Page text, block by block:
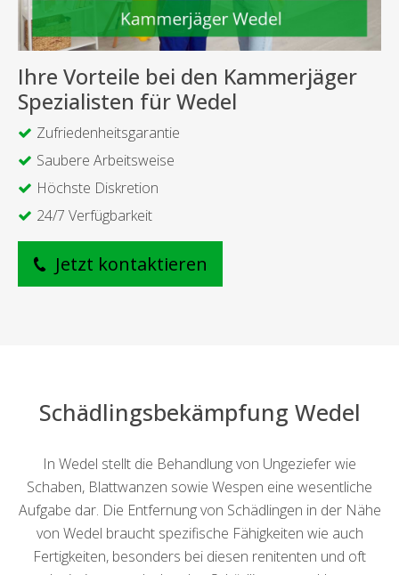
Ihre Vorteile bei den Kammerjäger
Spezialisten für Wedel
Zufriedenheitsgarantie
Saubere Arbeitsweise
Höchste Diskretion
24/7 Verfügbarkeit
Jetzt kontaktieren
Schädlingsbekämpfung Wedel
In Wedel stellt die Behandlung von Ungeziefer wie
Schaben, Blattwanzen sowie Wespen eine wesentliche
Aufgabe dar. Die Entfernung von Schädlingen in der Nähe
von Wedel braucht spezifische Fähigkeiten wie auch
Fertigkeiten, besonders bei diesen renitenten und oft